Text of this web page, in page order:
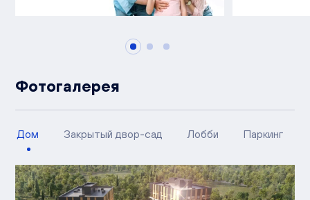
Фотогалерея
Дом Закрытый двор-сад Лобби Паркинг